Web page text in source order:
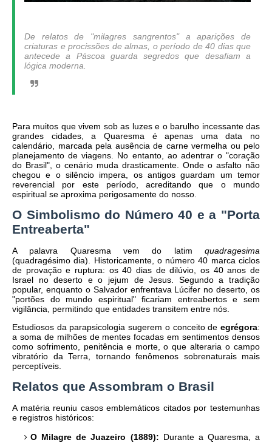
​De relatos de "milagres sangrentos" a aparições de
criaturas e procissões de almas, o período de 40 dias que
antecede a Páscoa guarda segredos que desafiam a
lógica moderna.
​Para muitos que vivem sob as luzes e o barulho incessante das
grandes cidades, a Quaresma é apenas uma data no
calendário, marcada pela ausência de carne vermelha ou pelo
planejamento de viagens. No entanto, ao adentrar o "coração
do Brasil", o cenário muda drasticamente. Onde o asfalto não
chegou e o silêncio impera, os antigos guardam um temor
reverencial por este período, acreditando que o mundo
espiritual se aproxima perigosamente do nosso.
​O Simbolismo do Número 40 e a "Porta
Entreaberta"
​A palavra Quaresma vem do latim quadragesima
(quadragésimo dia). Historicamente, o número 40 marca ciclos
de provação e ruptura: os 40 dias de dilúvio, os 40 anos de
Israel no deserto e o jejum de Jesus. Segundo a tradição
popular, enquanto o Salvador enfrentava Lúcifer no deserto, os
"portões do mundo espiritual" ficariam entreabertos e sem
vigilância, permitindo que entidades transitem entre nós.
​Estudiosos da parapsicologia sugerem o conceito de egrégora:
a soma de milhões de mentes focadas em sentimentos densos
como sofrimento, penitência e morte, o que alteraria o campo
vibratório da Terra, tornando fenômenos sobrenaturais mais
perceptíveis.
​Relatos que Assombram o Brasil
​A matéria reuniu casos emblemáticos citados por testemunhas
e registros históricos:
O Milagre de Juazeiro (1889): Durante a Quaresma, a